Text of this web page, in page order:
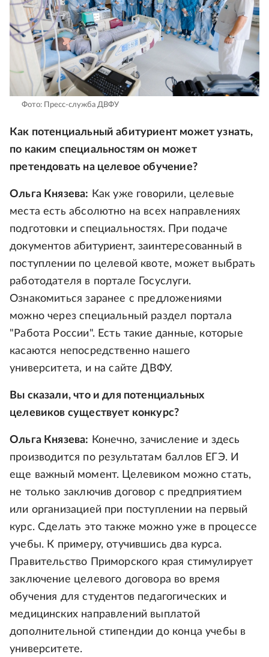
Фото: Пресс-служба ДВФУ
Как потенциальный абитуриент может узнать,
по каким специальностям он может
претендовать на целевое обучение?
Ольга Князева: Как уже говорили, целевые
места есть абсолютно на всех направлениях
подготовки и специальностях. При подаче
документов абитуриент, заинтересованный в
поступлении по целевой квоте, может выбрать
работодателя в портале Госуслуги.
Ознакомиться заранее с предложениями
можно через специальный раздел портала
"Работа России". Есть такие данные, которые
касаются непосредственно нашего
университета, и на сайте ДВФУ.
Вы сказали, что и для потенциальных
целевиков существует конкурс?
Ольга Князева: Конечно, зачисление и здесь
производится по результатам баллов ЕГЭ. И
еще важный момент. Целевиком можно стать,
не только заключив договор с предприятием
или организацией при поступлении на первый
курс. Сделать это также можно уже в процессе
учебы. К примеру, отучившись два курса.
Правительство Приморского края стимулирует
заключение целевого договора во время
обучения для студентов педагогических и
медицинских направлений выплатой
дополнительной стипендии до конца учебы в
университете.